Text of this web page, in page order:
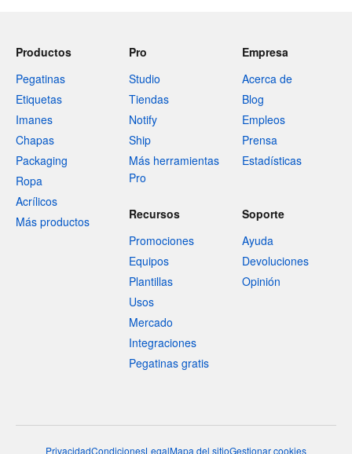
Productos
Pegatinas
Etiquetas
Imanes
Chapas
Packaging
Ropa
Acrílicos
Más productos
Pro
Studio
Tiendas
Notify
Ship
Más herramientas
Pro
Empresa
Acerca de
Blog
Empleos
Prensa
Estadísticas
Recursos
Promociones
Equipos
Plantillas
Usos
Mercado
Integraciones
Pegatinas gratis
Soporte
Ayuda
Devoluciones
Opinión
PrivacidadCondicionesLegalMapa del sitioGestionar cookies